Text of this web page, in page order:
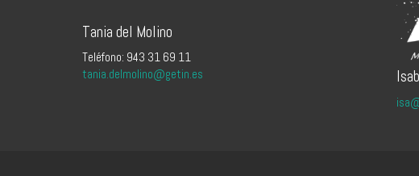
Tania del Molino
Teléfono: 943 31 69 11
tania.delmolino@getin.es